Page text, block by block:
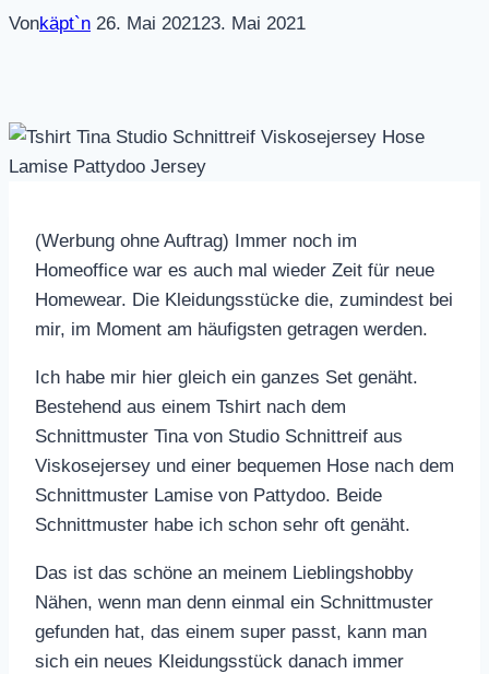
Vonkäpt`n 26. Mai 202123. Mai 2021
(Werbung ohne Auftrag) Immer noch im
Homeoffice war es auch mal wieder Zeit für neue
Homewear. Die Kleidungsstücke die, zumindest bei
mir, im Moment am häufigsten getragen werden.
Ich habe mir hier gleich ein ganzes Set genäht.
Bestehend aus einem Tshirt nach dem
Schnittmuster Tina von Studio Schnittreif aus
Viskosejersey und einer bequemen Hose nach dem
Schnittmuster Lamise von Pattydoo. Beide
Schnittmuster habe ich schon sehr oft genäht.
Das ist das schöne an meinem Lieblingshobby
Nähen, wenn man denn einmal ein Schnittmuster
gefunden hat, das einem super passt, kann man
sich ein neues Kleidungsstück danach immer